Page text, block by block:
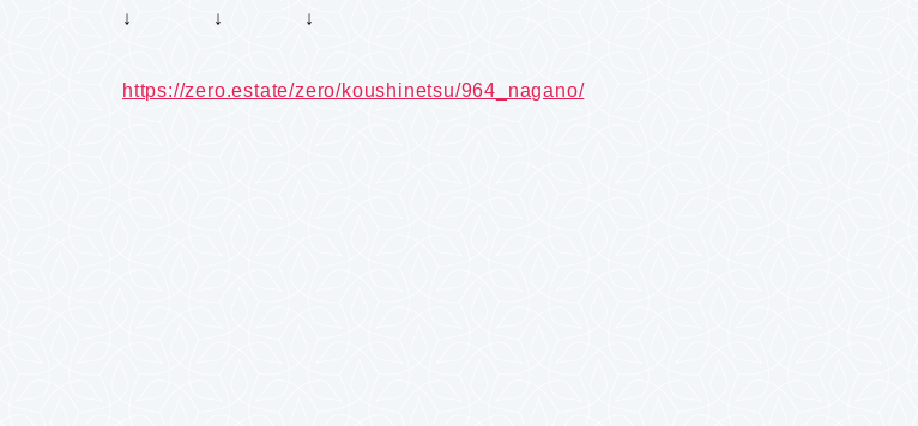
↓ ↓ ↓
https://zero.estate/zero/koushinetsu/964_nagano/